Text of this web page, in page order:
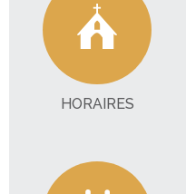
HORAIRES